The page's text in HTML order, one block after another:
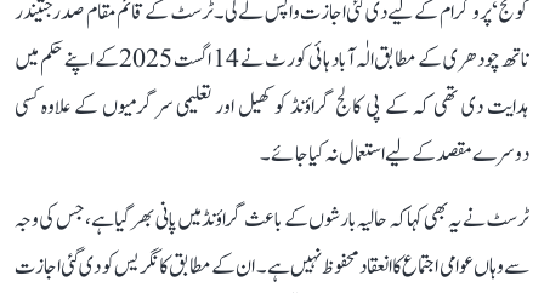
گونج‘ پروگرام کے لیے دی گئی اجازت واپس لے لی۔ ٹرسٹ کے قائم مقام صدر جتیندر
ناتھ چودھری کے مطابق الٰہ آباد ہائی کورٹ نے 14 اگست 2025 کے اپنے حکم میں
ہدایت دی تھی کہ کے پی کالج گراؤنڈ کو کھیل اور تعلیمی سرگرمیوں کے علاوہ کسی
دوسرے مقصد کے لیے استعمال نہ کیا جائے۔
ٹرسٹ نے یہ بھی کہا کہ حالیہ بارشوں کے باعث گراؤنڈ میں پانی بھر گیا ہے، جس کی وجہ
سے وہاں عوامی اجتماع کا انعقاد محفوظ نہیں ہے۔ ان کے مطابق کانگریس کو دی گئی اجازت